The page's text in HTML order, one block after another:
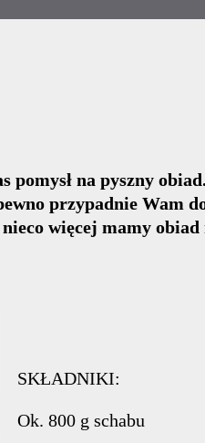
na pyszny
przypadnie Wam
więcej mamy obiad
SKŁADNIKI:
Ok. 800 g schabu